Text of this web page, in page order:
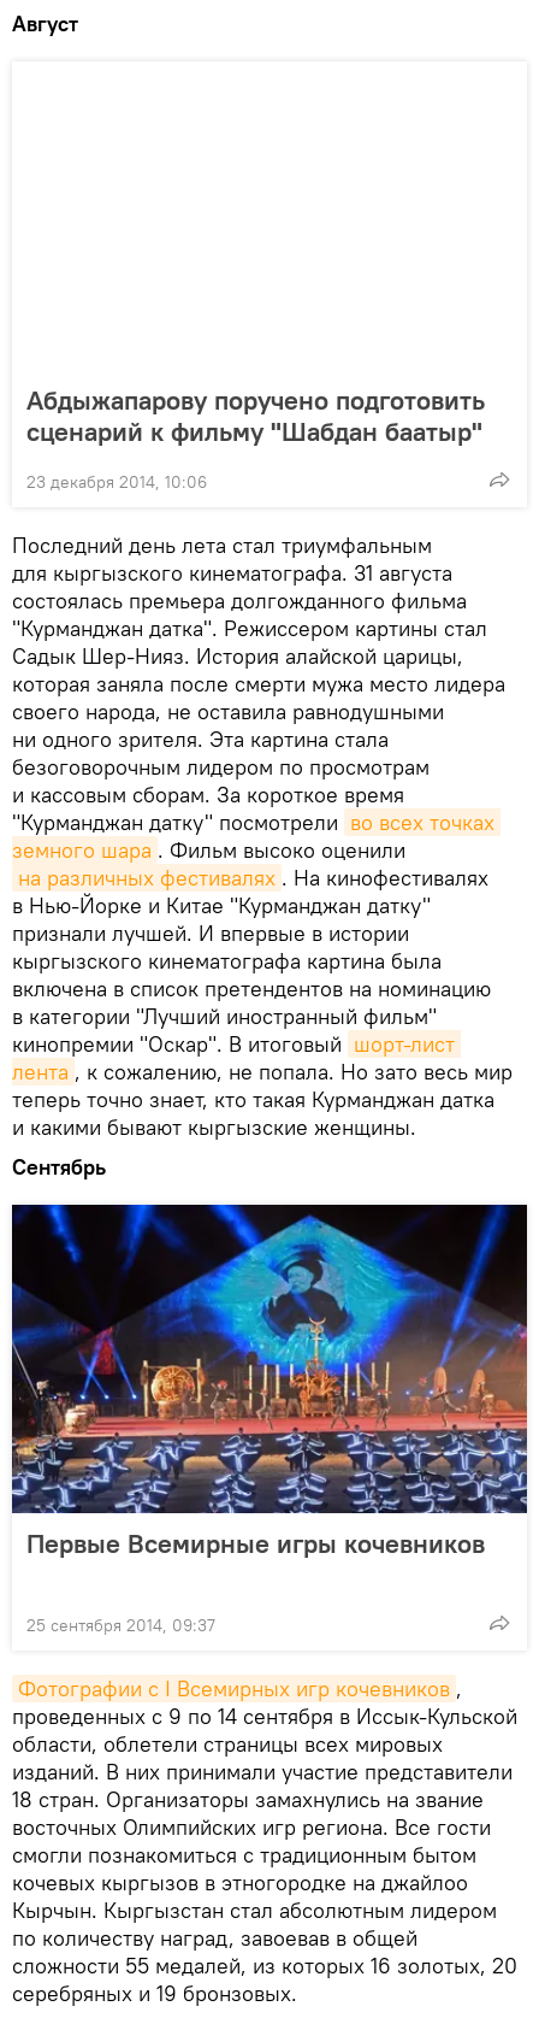
Август
Абдыжапарову поручено подготовить
сценарий к фильму "Шабдан баатыр"
23 декабря 2014, 10:06
Последний день лета стал триумфальным
для кыргызского кинематографа. 31 августа
состоялась премьера долгожданного фильма
"Курманджан датка". Режиссером картины стал
Садык Шер-Нияз. История алайской царицы,
которая заняла после смерти мужа место лидера
своего народа, не оставила равнодушными
ни одного зрителя. Эта картина стала
безоговорочным лидером по просмотрам
и кассовым сборам. За короткое время
"Курманджан датку" посмотрели во всех точках
земного шара . Фильм высоко оценили
на различных фестивалях . На кинофестивалях
в Нью-Йорке и Китае "Курманджан датку"
признали лучшей. И впервые в истории
кыргызского кинематографа картина была
включена в список претендентов на номинацию
в категории "Лучший иностранный фильм"
кинопремии "Оскар". В итоговый шорт-лист
лента , к сожалению, не попала. Но зато весь мир
теперь точно знает, кто такая Курманджан датка
и какими бывают кыргызские женщины.
Сентябрь
Первые Всемирные игры кочевников
25 сентября 2014, 09:37
Фотографии с I Всемирных игр кочевников ,
проведенных с 9 по 14 сентября в Иссык-Кульской
области, облетели страницы всех мировых
изданий. В них принимали участие представители
18 стран. Организаторы замахнулись на звание
восточных Олимпийских игр региона. Все гости
смогли познакомиться с традиционным бытом
кочевых кыргызов в этногородке на джайлоо
Кырчын. Кыргызстан стал абсолютным лидером
по количеству наград, завоевав в общей
сложности 55 медалей, из которых 16 золотых, 20
серебряных и 19 бронзовых.